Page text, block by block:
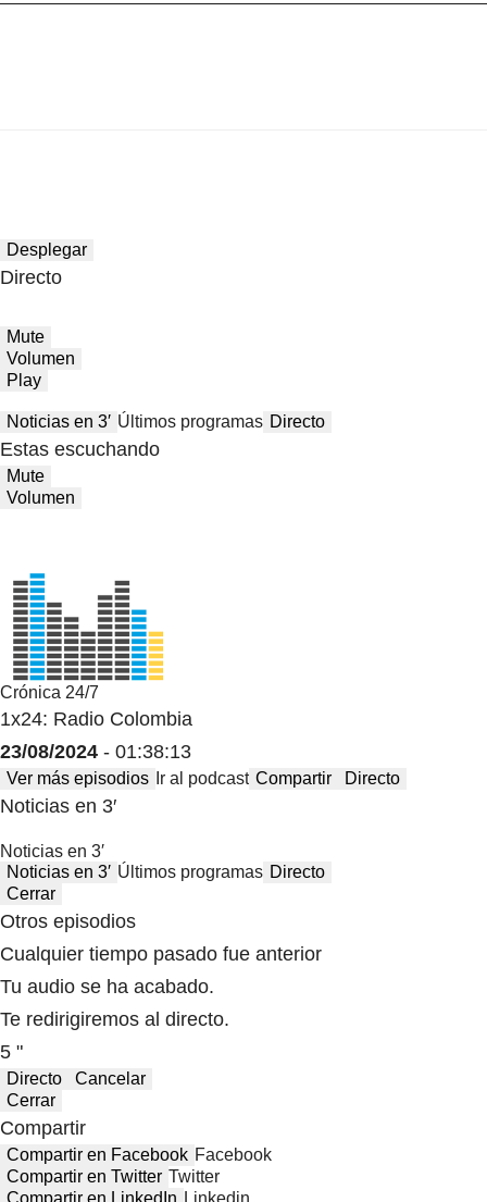
Desplegar
Directo
Mute
Volumen
Play
Noticias en 3′ Últimos programas Directo
Estas escuchando
Mute
Volumen
Crónica 24/7
1x24: Radio Colombia
23/08/2024 - 01:38:13
Ver más episodios Ir al podcast Compartir Directo
Noticias en 3′
Noticias en 3′
Noticias en 3′ Últimos programas Directo
Cerrar
Otros episodios
Cualquier tiempo pasado fue anterior
Tu audio se ha acabado.
Te redirigiremos al directo.
5 "
Directo
Cancelar
Cerrar
Compartir
Compartir en Facebook Facebook
Compartir en Twitter Twitter
Compartir en LinkedIn
Linkedin